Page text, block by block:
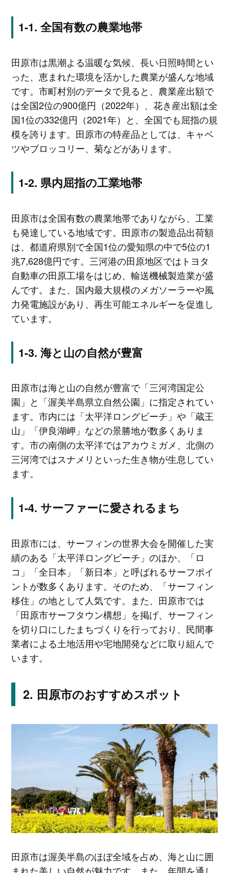
全国有数の農業地帯
田原市は黒潮よる温暖な気候、長い日照時間とい
った、恵まれた環境を活かした農業が盛んな地域
です。市町村別のデータで見ると、農業産出額で
は全国2位の900億円（2022年）、花き産出額は全
国1位の332億円（2021年）と、全国でも屈指の規
模を誇ります。田原市の特産品としては、キャベ
ツやブロッコリー、菊などがあります。
県内屈指の工業地帯
田原市は全国有数の農業地帯でありながら、工業
も発達している地域です。田原市の製造品出荷額
は、都道府県別で全国1位の愛知県の中で5位の1
兆7,628億円です。三河港の田原地区ではトヨタ
自動車の田原工場をはじめ、輸送機械製造業が盛
んです。また、国内最大規模のメガソーラーや風
力発電施設があり、再生可能エネルギーを促進し
ています。
海と山の自然が豊富
田原市は海と山の自然が豊富で「三河湾国定公
園」と「渥美半島県立自然公園」に指定されてい
ます。市内には「太平洋ロングビーチ」や「蔵王
山」「伊良湖岬」などの景勝地が数多くありま
す。市の南側の太平洋ではアカウミガメ、北側の
三河湾ではスナメリといった生き物が生息してい
ます。
サーファーに愛されるまち
田原市には、サーフィンの世界大会を開催した実
績のある「太平洋ロングビーチ」のほか、「ロ
コ」「全日本」「新日本」と呼ばれるサーフポイ
ントが数多くあります。そのため、「サーフィン
移住」の地として人気です。また、田原市では
「田原市サーフタウン構想」を掲げ、サーフィン
を切り口にしたまちづくりを行っており、民間事
業者による土地活用や宅地開発などに取り組んで
います。
田原市のおすすめスポット
田原市は渥美半島のほぼ全域を占め、海と山に囲